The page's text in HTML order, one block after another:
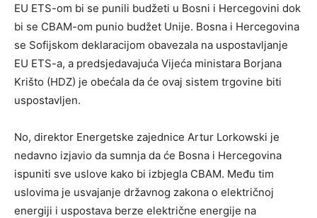
EU ETS-om bi se punili budžeti u Bosni i Hercegovini dok
bi se CBAM-om punio budžet Unije. Bosna i Hercegovina
se Sofijskom deklaracijom obavezala na uspostavljanje
EU ETS-a, a predsjedavajuća Vijeća ministara Borjana
Krišto (HDZ) je obećala da će ovaj sistem trgovine biti
uspostavljen.
No, direktor Energetske zajednice Artur Lorkowski je
nedavno izjavio da sumnja da će Bosna i Hercegovina
ispuniti sve uslove kako bi izbjegla CBAM. Među tim
uslovima je usvajanje državnog zakona o električnoj
energiji i uspostava berze električne energije na